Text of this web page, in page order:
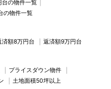
の物件一覧
の物件一覧
済額8万円台 返済額9万円台
プライスダウン物件
土地面積50坪以上